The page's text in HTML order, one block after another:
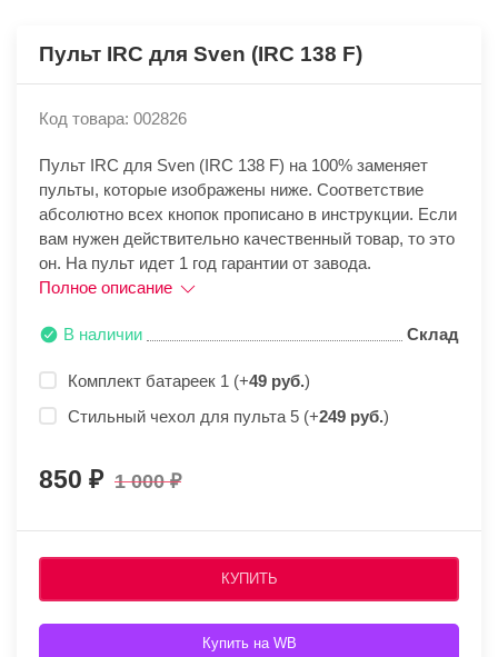
Пульт IRC для Sven (IRC 138 F)
Код товара: 002826
Пульт IRC для Sven (IRC 138 F) на 100% заменяет
пульты, которые изображены ниже. Соответствие
абсолютно всех кнопок прописано в инструкции. Если
вам нужен действительно качественный товар, то это
он. На пульт идет 1 год гарантии от завода.
Полное описание
В наличии Склад
Комплект батареек 1 (+49 руб.)
Стильный чехол для пульта 5 (+249 руб.)
850 1 000
КУПИТЬ
Купить на WB